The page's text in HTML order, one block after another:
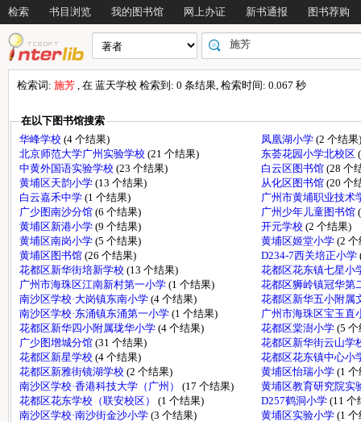
检索 书目浏览 我的图书馆 网上办证 新书通报 图书荐购
检索词: 施芳 , 在 蓝天学校 检索到: 0 条结果, 检索时间: 0.067 秒
在以下图书馆搜索
华峰学校 (4 个结果) 凤凰湖小学 (2 个结果)
北京师范大学广州实验学校 (21 个结果) 东荟花园小学北校区
中黄外国语实验学校 (23 个结果) 白云区图书馆 (28 个
黄埔区天韵小学 (13 个结果) 从化区图书馆 (20 个
白云嘉禾中学 (1 个结果)
广州市黄埔职业技术
广少图南沙分馆 (6 个结果) 广州少年儿童图书馆
黄埔区新港小学 (9 个结果) 开元学校 (2 个结果)
黄埔区南岗小学 (5 个结果) 黄埔区姬堂小学 (2
黄埔区图书馆 (26 个结果) D234-7西关培正小学
花都区新华街培新学校 (13 个结果)
花都区花东镇七星小
广州市海珠区江南新村第一小学 (1 个结果)
花都区狮岭镇冠华第
南沙区学校·大岗镇东南小学 (4 个结果)
花都区新华五小附属
南沙区学校·东涌镇东涌第一小学 (1 个结果)
广州市海珠区宝玉直
花都区新华四小附属珑华小学 (4 个结果) 花都区棠澍小学 (5
广少图增城分馆 (31 个结果)
花都区新华街云山学
花都区新星学校 (4 个结果)
花都区花东镇中心小
花都区新雅街镜湖学校 (2 个结果) 黄埔区怡瑞小学 (1
南沙区学校·香港科技大学（广州） (17 个结果)
黄埔区教育研究院实
花都区花东学校（联安校区） (1 个结果) D257鹤洞小学 (11 个
南沙区学校·南沙街金沙小学 (3 个结果) 黄埔区实验小学 (1